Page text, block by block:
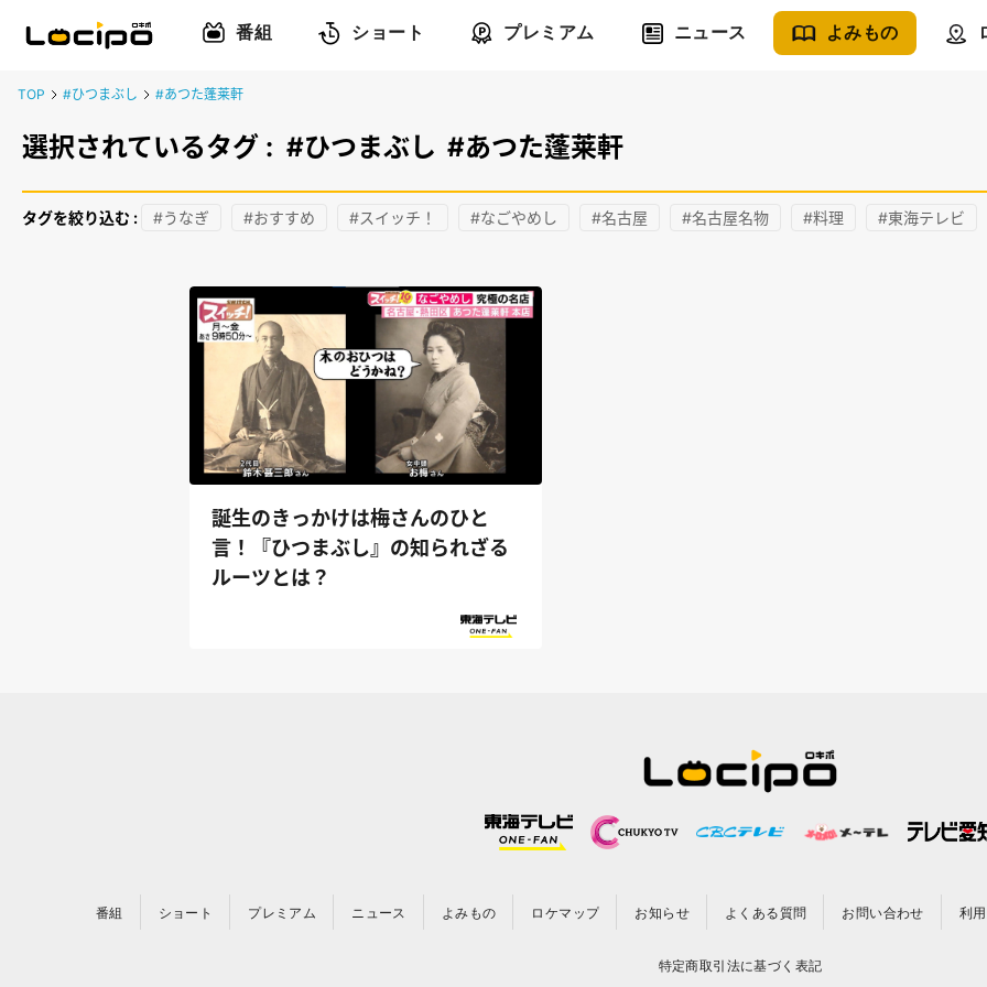
番組 ショート プレミアム ニュース よみもの
TOP #ひつまぶし #あつた蓬莱軒
選択されているタグ : #ひつまぶし #あつた蓬莱軒
タグを絞り込む : #うなぎ #おすすめ #スイッチ！ #なごやめし #名古屋 #名古屋名物 #料理 #東海テレビ
誕生のきっかけは梅さんのひと
言！『ひつまぶし』の知られざる
ルーツとは？
番組 ショート プレミアム ニュース よみもの ロケマップ お知らせ よくある質問 お問い合わせ 利
特定商取引法に基づく表記